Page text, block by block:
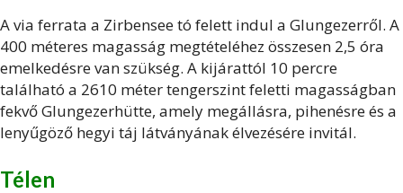
A via ferrata a Zirbensee tó felett indul a Glungezerről. A
400 méteres magasság megtételéhez összesen 2,5 óra
emelkedésre van szükség. A kijárattól 10 percre
található a 2610 méter tengerszint feletti magasságban
fekvő Glungezerhütte, amely megállásra, pihenésre és a
lenyűgöző hegyi táj látványának élvezésére invitál.
Télen